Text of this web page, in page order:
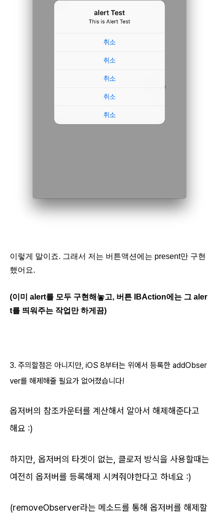
이렇게 말이죠. 그래서 저는 버튼액션에는 present만 구현
했어요.
(이미 alert를 모두 구현해놓고, 버튼 IBAction에는 그 aler
t를 띄워주는 작업만 하게끔)
3. 주의할점은 아니지만, iOS 8부터는 위에서 등록한 addObser
ver를 해제해줄 필요가 없어졌습니다!
옵저버의 참조카운터를 계산해서 알아서 해제해준다고
해요 :)
하지만, 옵저버의 타겟이 없는, 클로저 방식을 사용할때는
여전히 옵저버를 등록해제 시켜줘야한다고 하네요 :)
(removeObserver라는 메소드를 통해 옵저버를 해제할